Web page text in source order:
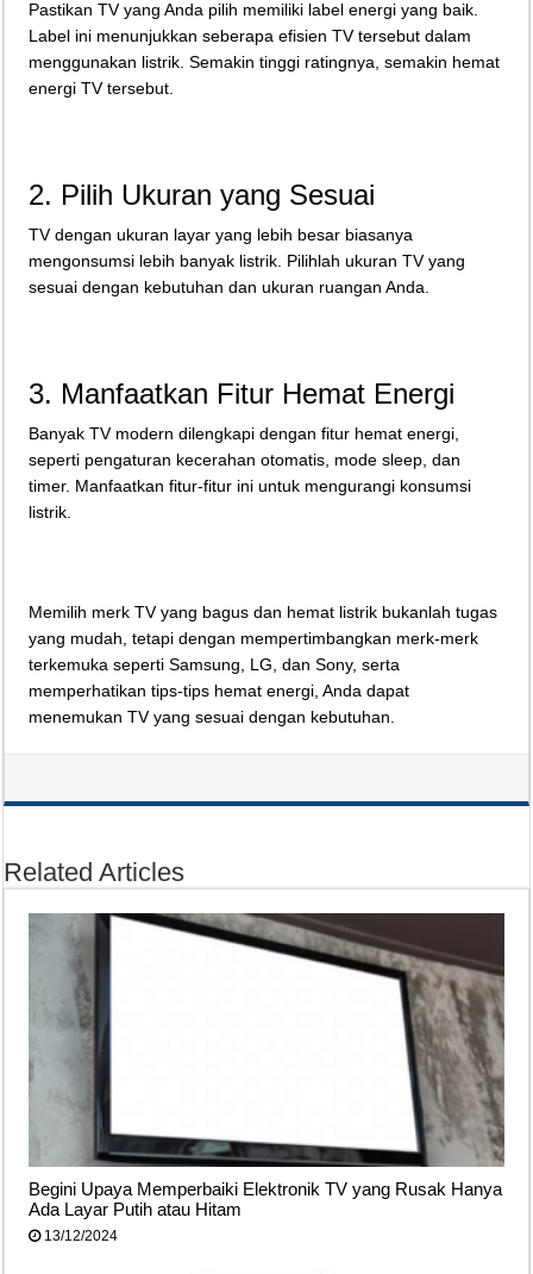
Pastikan TV yang Anda pilih memiliki label energi yang baik.
Label ini menunjukkan seberapa efisien TV tersebut dalam
menggunakan listrik. Semakin tinggi ratingnya, semakin hemat
energi TV tersebut.
2. Pilih Ukuran yang Sesuai
TV dengan ukuran layar yang lebih besar biasanya
mengonsumsi lebih banyak listrik. Pilihlah ukuran TV yang
sesuai dengan kebutuhan dan ukuran ruangan Anda.
3. Manfaatkan Fitur Hemat Energi
Banyak TV modern dilengkapi dengan fitur hemat energi,
seperti pengaturan kecerahan otomatis, mode sleep, dan
timer. Manfaatkan fitur-fitur ini untuk mengurangi konsumsi
listrik.
Memilih merk TV yang bagus dan hemat listrik bukanlah tugas
yang mudah, tetapi dengan mempertimbangkan merk-merk
terkemuka seperti Samsung, LG, dan Sony, serta
memperhatikan tips-tips hemat energi, Anda dapat
menemukan TV yang sesuai dengan kebutuhan.
Related Articles
Begini Upaya Memperbaiki Elektronik TV yang Rusak Hanya
Ada Layar Putih atau Hitam
13/12/2024